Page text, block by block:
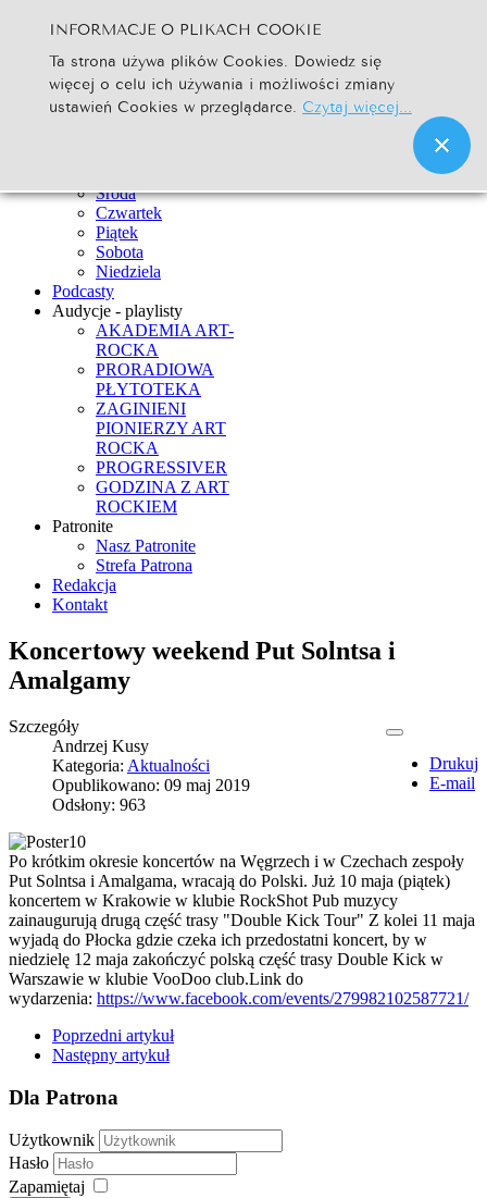
Szukaj... Go
Strona Główna
Newsy
Środa
Czwartek
Piątek
Sobota
Niedziela
Podcasty
Audycje - playlisty
AKADEMIA ART-
ROCKA
PRORADIOWA
PŁYTOTEKA
ZAGINIENI
PIONIERZY ART
ROCKA
PROGRESSIVER
GODZINA Z ART
ROCKIEM
Patronite
Nasz Patronite
Strefa Patrona
Redakcja
Kontakt
Koncertowy weekend Put Solntsa i
Amalgamy
Drukuj
E-mail
Szczegóły
Andrzej Kusy
Kategoria: Aktualności
Opublikowano: 09 maj 2019
Odsłony: 963
Po krótkim okresie koncertów na Węgrzech i w Czechach zespoły
Put Solntsa i Amalgama, wracają do Polski. Już 10 maja (piątek)
koncertem w Krakowie w klubie RockShot Pub muzycy
zainaugurują drugą część trasy "Double Kick Tour" Z kolei 11 maja
wyjadą do Płocka gdzie czeka ich przedostatni koncert, by w
niedzielę 12 maja zakończyć polską część trasy Double Kick w
Warszawie w klubie VooDoo club.Link do
wydarzenia: https://www.facebook.com/events/279982102587721/
Poprzedni artykuł
Następny artykuł
Dla Patrona
Użytkownik
Hasło
Zapamiętaj
INFORMACJE O PLIKACH COOKIE
Ta strona używa plików Cookies. Dowiedz się
więcej o celu ich używania i możliwości zmiany
ustawień Cookies w przeglądarce. Czytaj więcej...